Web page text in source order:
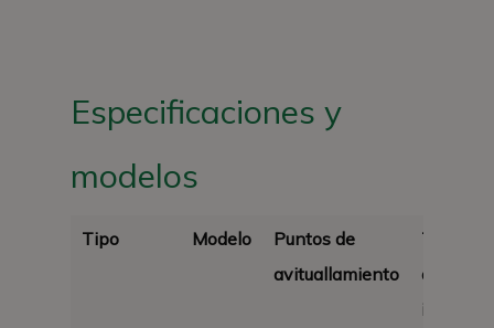
Especificaciones y
modelos
Tipo Modelo
Puntos de
avituallamiento
Tubo de
acero